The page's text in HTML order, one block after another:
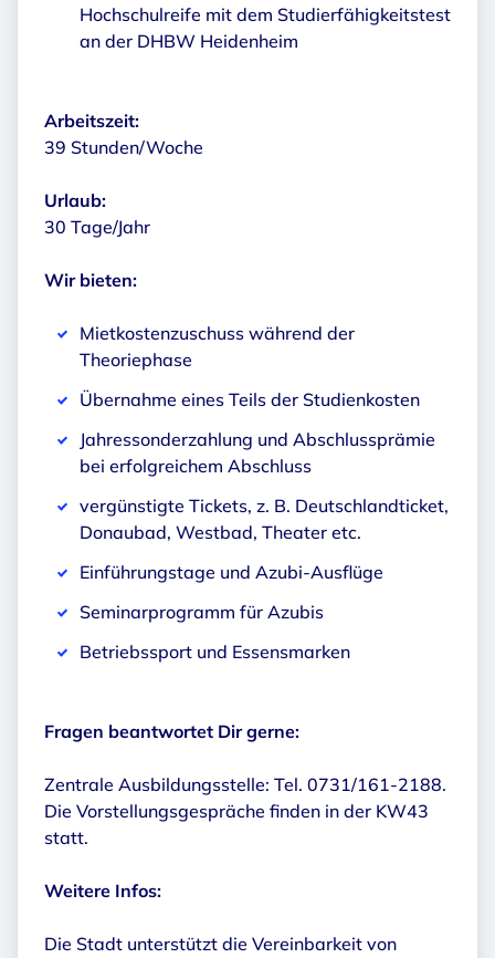
Hochschulreife mit dem Studierfähigkeitstest
an der DHBW Heidenheim
Arbeitszeit:
39 Stunden/Woche
Urlaub:
30 Tage/Jahr
Wir bieten:
Mietkostenzuschuss während der
Theoriephase
Übernahme eines Teils der Studienkosten
Jahressonderzahlung und Abschlussprämie
bei erfolgreichem Abschluss
vergünstigte Tickets, z. B. Deutschlandticket,
Donaubad, Westbad, Theater etc.
Einführungstage und Azubi-Ausflüge
Seminarprogramm für Azubis
Betriebssport und Essensmarken
Fragen beantwortet Dir gerne:
Zentrale Ausbildungsstelle: Tel. 0731/161-2188.
Die Vorstellungsgespräche finden in der KW43
statt.
Weitere Infos:
Die Stadt unterstützt die Vereinbarkeit von